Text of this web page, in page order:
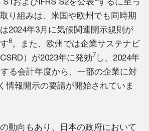
り組みは、米国や欧州でも同時期
2024年3月に気候関連開示規則が
6。また、欧州では企業サステナビ
）が2023年に発効7し、2024年
る会計年度から、一部の企業に対
情報開示の要請が開始されていま
動向もあり、日本の政府において